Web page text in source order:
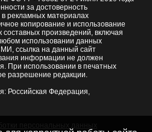
за достоверность
рекламных материалах
копирование и использование
произведений, включая
использовании данных
ссылка на данный сайт
информации не должен
При использовании в печатных
разрешение редакции.
Российская Федерация,